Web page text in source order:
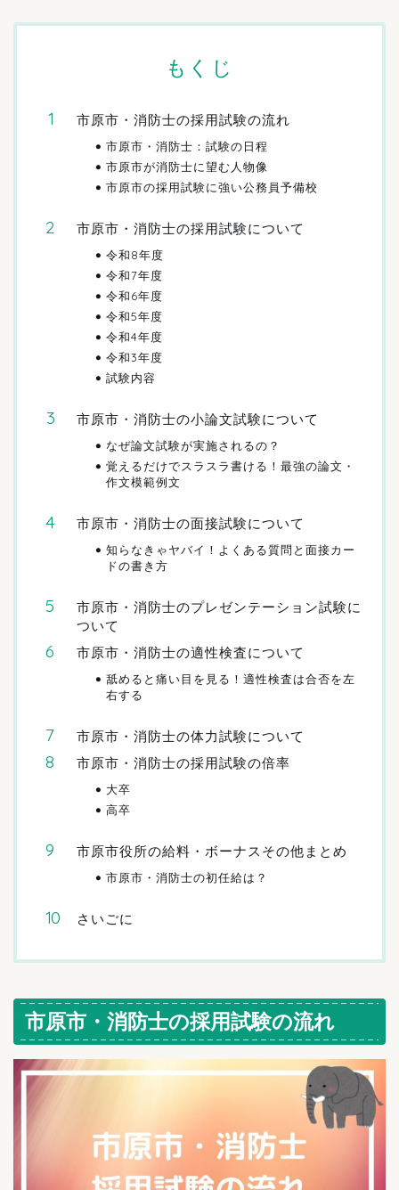
もくじ
市原市・消防士の採用試験の流れ
市原市・消防士：試験の日程
市原市が消防士に望む人物像
市原市の採用試験に強い公務員予備校
市原市・消防士の採用試験について
令和8年度
令和7年度
令和6年度
令和5年度
令和4年度
令和3年度
試験内容
市原市・消防士の小論文試験について
なぜ論文試験が実施されるの？
覚えるだけでスラスラ書ける！最強の論文・
作文模範例文
市原市・消防士の面接試験について
知らなきゃヤバイ！よくある質問と面接カー
ドの書き方
市原市・消防士のプレゼンテーション試験に
ついて
市原市・消防士の適性検査について
舐めると痛い目を見る！適性検査は合否を左
右する
市原市・消防士の体力試験について
市原市・消防士の採用試験の倍率
大卒
高卒
市原市役所の給料・ボーナスその他まとめ
市原市・消防士の初任給は？
さいごに
市原市・消防士の採用試験の流れ